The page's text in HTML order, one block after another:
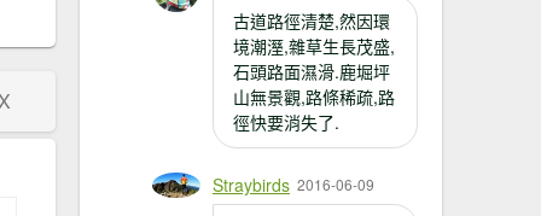
古道路徑清楚,然因環
境潮溼,雜草生長茂盛,
石頭路面濕滑.鹿堀坪
山無景觀,路條稀疏,路
徑快要消失了.
Straybirds 2016-06-09